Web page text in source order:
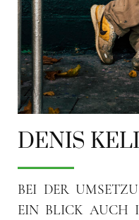
DENIS
BEI DER
EIN BLICK AUCH